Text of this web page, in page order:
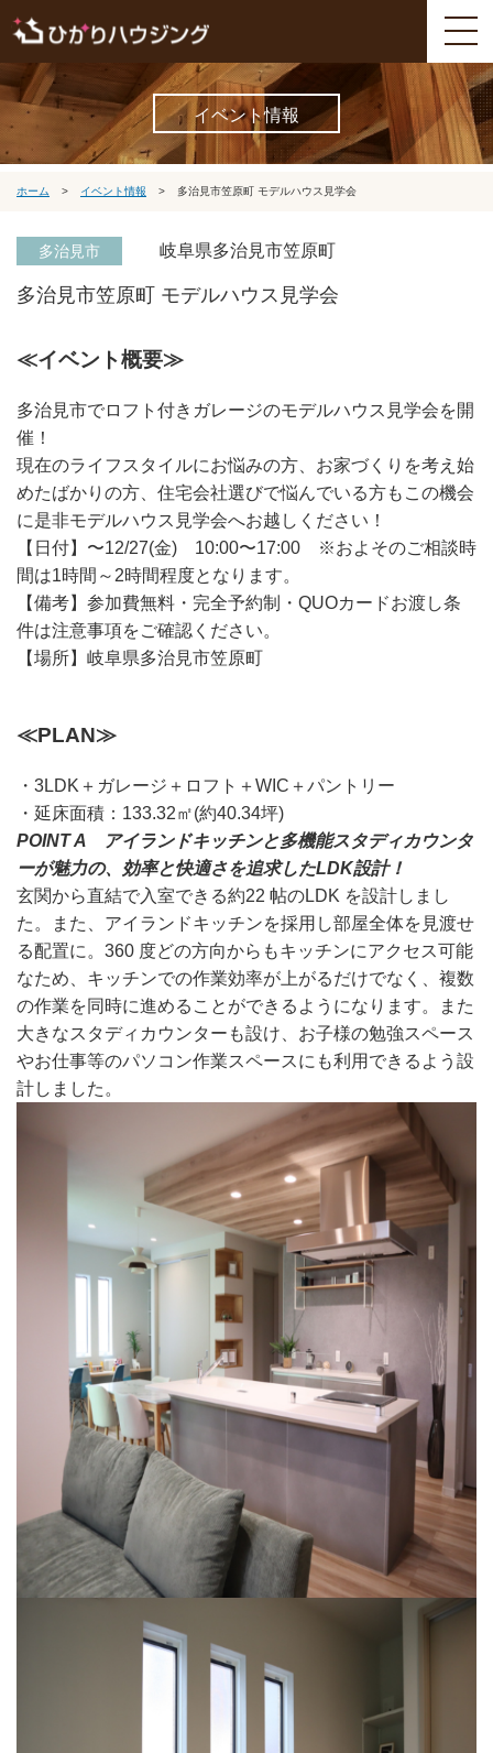
イベント情報
ホーム > イベント情報 > 多治見市笠原町 モデルハウス見学会
多治見市 岐阜県多治見市笠原町
多治見市笠原町 モデルハウス見学会
≪イベント概要≫
多治見市でロフト付きガレージのモデルハウス見学会を開
催！
現在のライフスタイルにお悩みの方、お家づくりを考え始
めたばかりの方、住宅会社選びで悩んでいる方もこの機会
に是非モデルハウス見学会へお越しください！
【日付】〜12/27(金) 10:00〜17:00 ※およそのご相談時
間は1時間～2時間程度となります。
【備考】参加費無料・完全予約制・QUOカードお渡し条
件は注意事項をご確認ください。
【場所】岐阜県多治見市笠原町
≪PLAN≫
・3LDK＋ガレージ＋ロフト＋WIC＋パントリー
・延床面積：133.32㎡(約40.34坪)
POINT A アイランドキッチンと多機能スタディカウンタ
ーが魅力の、効率と快適さを追求したLDK設計！
玄関から直結で入室できる約22 帖のLDK を設計しまし
た。また、アイランドキッチンを採用し部屋全体を見渡せ
る配置に。360 度どの方向からもキッチンにアクセス可能
なため、キッチンでの作業効率が上がるだけでなく、複数
の作業を同時に進めることができるようになります。また
大きなスタディカウンターも設け、お子様の勉強スペース
やお仕事等のパソコン作業スペースにも利用できるよう設
計しました。